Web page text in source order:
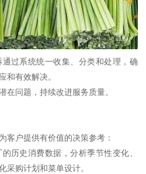
过系统统一收集、分类和处理，确
和有效解决。
在问题，持续改进服务质量。
客户提供有价值的决策参考：
历史消费数据，分析季节性变化、
采购计划和菜单设计。